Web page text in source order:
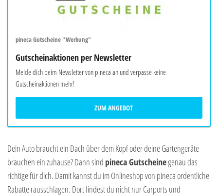
pineca Gutscheine "Werbung"
Gutscheinaktionen per Newsletter
Melde dich beim Newsletter von pineca an und verpasse keine
Gutscheinaktionen mehr!
ZUM ANGEBOT
Dein Auto braucht ein Dach über dem Kopf oder deine Gartengeräte
brauchen ein zuhause? Dann sind pineca Gutscheinegenau das
richtige für dich. Damit kannst du im Onlineshop von pineca ordentliche
Rabatte rausschlagen. Dort findest du nicht nur Carports und